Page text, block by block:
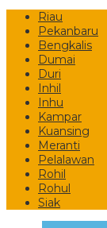
Riau
Pekanbaru
Bengkalis
Dumai
Duri
Inhil
Inhu
Kampar
Kuansing
Meranti
Pelalawan
Rohil
Rohul
Siak